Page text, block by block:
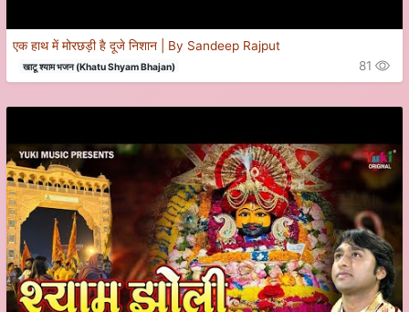
एक हाथ में मोरछड़ी है दूजे निशान | By Sandeep Rajput
खाटू श्याम भजन (Khatu Shyam Bhajan) 81